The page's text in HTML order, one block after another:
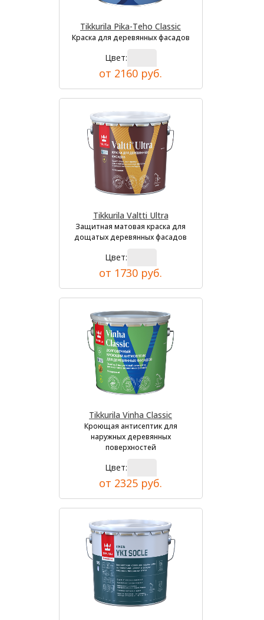
Tikkurila Pika-Teho Classic
Краска для деревянных фасадов
Цвет:
от 2160 руб.
Tikkurila Valtti Ultra
Защитная матовая краска для
дощатых деревянных фасадов
Цвет:
от 1730 руб.
Tikkurila Vinha Classic
Кроющая антисептик для
наружных деревянных
поверхностей
Цвет:
от 2325 руб.